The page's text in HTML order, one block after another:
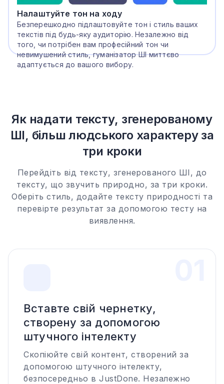
Налаштуйте тон на ходу
Безперешкодно підлаштовуйте тон і стиль ваших
текстів під будь-яку аудиторію. Незалежно від
того, чи потрібен вам професійний тон чи
невимушений стиль, гуманізатор ШІ миттєво
адаптується до вашого вибору.
Як надати тексту, згенерованому
ШІ, більш людського характеру за
три кроки
Перейдіть від тексту, згенерованого ШІ, до
тексту, що звучить природно, за три кроки.
Оберіть стиль, додайте тексту природності та
перевірте результат за допомогою тесту на
виявлення.
Вставте свій чернетку,
створену за допомогою
штучного інтелекту
Скопіюйте свій контент, створений за
допомогою штучного інтелекту,
безпосередньо в JustDone. Незалежно